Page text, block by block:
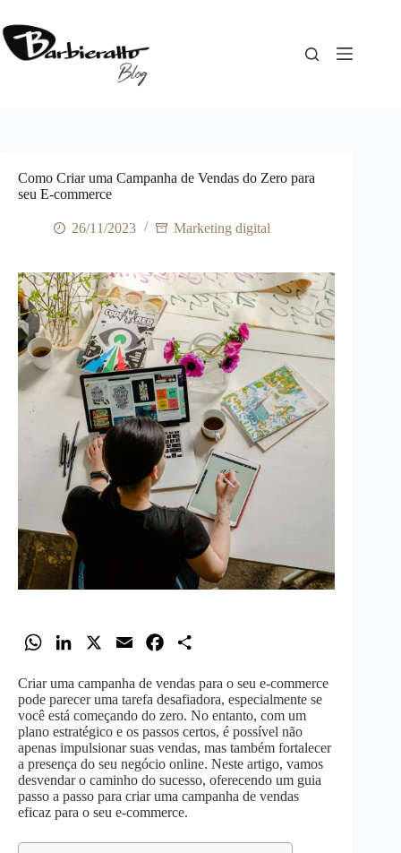
para
o
conteúdo
Como Criar uma Campanha de Vendas do Zero para
seu E-commerce
26/11/2023 Marketing digital
W
a
s
A
p
p
n
k
e
d
I
n
a
i
l
c
e
b
o
o
k
a
r
e
Criar uma campanha de vendas para o seu e-commerce
pode parecer uma tarefa desafiadora, especialmente se
você está começando do zero. No entanto, com um
plano estratégico e os passos certos, é possível não
apenas impulsionar suas vendas, mas também fortalecer
a presença do seu negócio online. Neste artigo, vamos
desvendar o caminho do sucesso, oferecendo um guia
passo a passo para criar uma campanha de vendas
eficaz para o seu e-commerce.